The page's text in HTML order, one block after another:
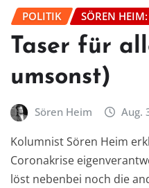
POLITIK SÖREN
Taser für
umsonst)
Sören Heim Aug.
Kolumnist Sören Heim
Coronakrise
löst nebenbei noch die